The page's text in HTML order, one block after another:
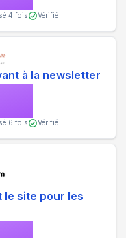
4 fois Vérifié
à la newsletter
6 fois Vérifié
le site pour les